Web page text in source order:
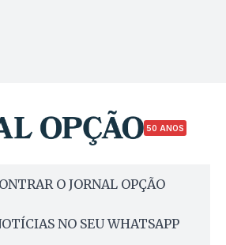
50 ANOS
O JORNAL OPÇÃO
NO SEU WHATSAPP